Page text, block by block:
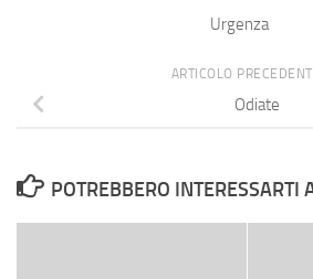
Urgenza
ARTICOLO
Odiate
POTREBBERO INTERESSARTI